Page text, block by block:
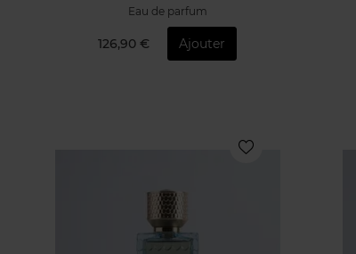
Eau de parfum
126,90 € Ajouter